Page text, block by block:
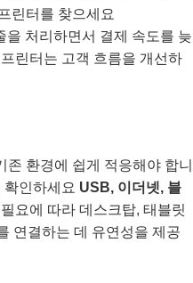
린터를 찾으세요
을 처리하면서 결제 속도를 늦
린터는 고객 흐름을 개선하
환경에 쉽게 적응해야 합니
확인하세요 USB, 이더넷, 블
요에 따라 데스크탑, 태블릿
연결하는 데 유연성을 제공